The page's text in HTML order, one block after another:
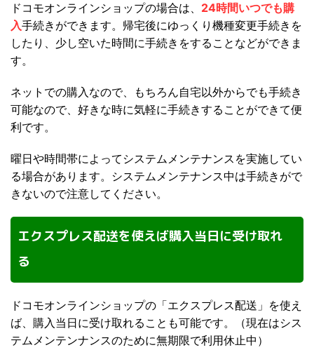
ドコモオンラインショップの場合は、 24時間いつでも購
入手続きができます。帰宅後にゆっくり機種変更手続きを
したり、少し空いた時間に手続きをすることなどができま
す。
ネットでの購入なので、もちろん自宅以外からでも手続き
可能なので、好きな時に気軽に手続きすることができて便
利です。
曜日や時間帯によってシステムメンテナンスを実施してい
る場合があります。システムメンテナンス中は手続きがで
きないので注意してください。
エクスプレス配送を使えば購入当日に受け取れ
る
ドコモオンラインショップの「エクスプレス配送」を使え
ば、購入当日に受け取れることも可能です。（現在はシス
テムメンテンナンスのために無期限で利用休止中）